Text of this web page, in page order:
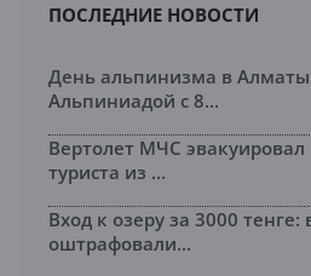
ПОСЛЕДНИЕ НОВОСТИ
День альпинизма в
Альпиниадой с 8...
Вертолет МЧС эвакуировал
туриста из ...
Вход к озеру за 3000 тенге:
оштрафовали...